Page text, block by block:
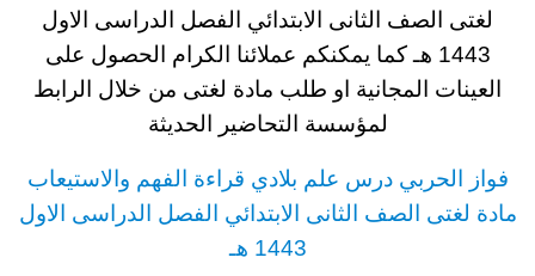
لغتى
الصف الثانى الابتدائي الفصل الدراسى الاول
1443 هـ
كما يمكنكم عملائنا الكرام الحصول على
العينات المجانية او طلب مادة لغتى من خلال الرابط
لمؤسسة التحاضير الحديثة
فواز الحربي درس علم بلادي قراءة الفهم والاستيعاب
مادة لغتى
الصف الثانى الابتدائي الفصل الدراسى الاول
1443 هـ